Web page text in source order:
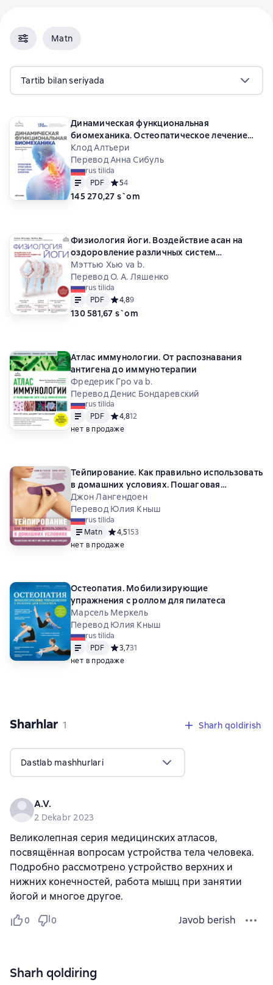
Matn
Tartib bilan seriyada
Динамическая функциональная
биомеханика. Остеопатическое лечение
шейного и грудного отдела позвоночника
Клод Алтьери
Перевод Анна Сибуль
rus tilida
Matn
PDF
PDF Средний рейтинг 5 на основе 4 оценок
54
145 270,27 s`om
Физиология йоги. Воздействие асан на
оздоровление различных систем
организма
Мэттью Хью va b.
Перевод О. А. Ляшенко
rus tilida
Matn
PDF
PDF Средний рейтинг 4,8 на основе 9 оценок
4,89
130 581,67 s`om
Атлас иммунологии. От распознавания
антигена до иммунотерапии
Фредерик Гро va b.
Перевод Денис Бондаревский
rus tilida
Matn
PDF
PDF Средний рейтинг 4,8 на основе 12 оценок
4,812
нет в продаже
Тейпирование. Как правильно использовать
в домашних условиях. Пошаговая
иллюстрированная энциклопедия
Джон Лангендоен
Перевод Юлия Кныш
rus tilida
Matn
Средний рейтинг 4,5 на основе 153 оценок
4,5153
нет в продаже
Остеопатия. Мобилизирующие
упражнения с роллом для пилатеса
Марсель Меркель
Перевод Юлия Кныш
rus tilida
Matn
PDF
PDF Средний рейтинг 3,7 на основе 31 оценок
3,731
нет в продаже
Sharhlar 1 sharh
1 Sharh qoldirish
Dastlab mashhurlari
A.V.
2 Dekabr 2023
Великолепная серия медицинских атласов,
посвящённая вопросам устройства тела человека.
Подробно рассмотрено устройство верхних и
нижних конечностей, работа мышц при занятии
йогой и многое другое.
0 0 Javob berish
Sharh qoldiring